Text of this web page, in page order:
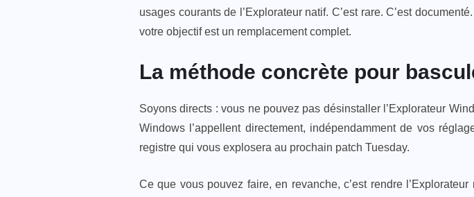
usages courants de l’Explorateur natif. C’est rare. C’est
votre objectif est un remplacement complet.
La méthode concrète pour
Soyons directs : vous ne pouvez pas désinstaller l’Explorateur
Windows l’appellent directement, indépendamment de vos
registre qui vous explosera au prochain patch Tuesday.
Ce que vous pouvez faire, en revanche, c’est rendre